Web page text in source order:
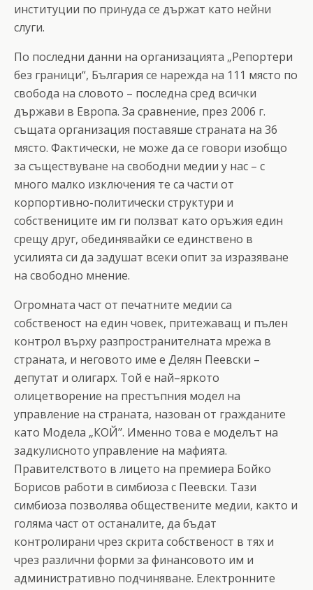
институции по принуда се държат като нейни
слуги.
По последни данни на организацията „Репортери
без граници“, България се нарежда на 111 място по
свобода на словото – последна сред всички
държави в Европа. За сравнение, през 2006 г.
същата организация поставяше страната на 36
място. Фактически, не може да се говори изобщо
за съществуване на свободни медии у нас – с
много малко изключения те са части от
корпортивно-политически структури и
собствениците им ги ползват като оръжия един
срещу друг, обединявайки се единствено в
усилията си да задушат всеки опит за изразяване
на свободно мнение.
Огромната част от печатните медии са
собственост на един човек, притежаващ и пълен
контрол върху разпространителната мрежа в
страната, и неговото име е Делян Пеевски –
депутат и олигарх. Той е най–яркото
олицетворение на престъпния модел на
управление на страната, назован от гражданите
като Модела „КОЙ’’. Именно това е моделът на
задкулисното управление на мафията.
Правителството в лицето на премиера Бойко
Борисов работи в симбиоза с Пеевски. Тази
симбиоза позволява обществените медии, както и
голяма част от останалите, да бъдат
контролирани чрез скрита собственост в тях и
чрез различни форми за финансовото им и
административно подчиняване. Електронните